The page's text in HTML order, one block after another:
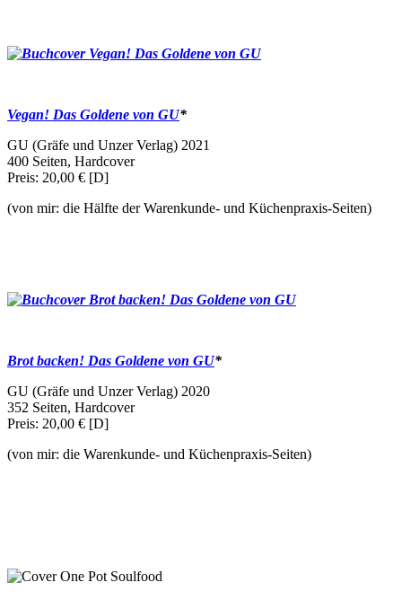
Vegan! Das Goldene von GU*
GU (Gräfe und Unzer Verlag) 2021
400 Seiten, Hardcover
Preis: 20,00 € [D]
(von mir: die Hälfte der Warenkunde- und Küchenpraxis-Seiten)
Brot backen! Das Goldene von GU*
GU (Gräfe und Unzer Verlag) 2020
352 Seiten, Hardcover
Preis: 20,00 € [D]
(von mir: die Warenkunde- und Küchenpraxis-Seiten)